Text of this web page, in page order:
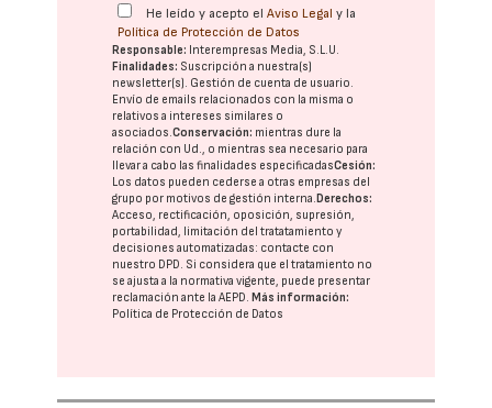
He leído y acepto elAviso Legal y la
Política de Protección de Datos
Responsable: Interempresas Media, S.L.U.
Finalidades: Suscripción a nuestra(s)
newsletter(s). Gestión de cuenta de usuario.
Envío de emails relacionados con la misma o
relativos a intereses similares o
asociados.Conservación: mientras dure la
relación con Ud., o mientras sea necesario para
llevar a cabo las finalidades especificadasCesión:
Los datos pueden cederse a otras empresas del
grupo por motivos de gestión interna. Derechos:
Acceso, rectificación, oposición, supresión,
portabilidad, limitación del tratatamiento y
decisiones automatizadas: contacte con
nuestro DPD. Si considera que el tratamiento no
se ajusta a la normativa vigente, puede presentar
reclamación ante laAEPD. Más información:
Política de Protección de Datos